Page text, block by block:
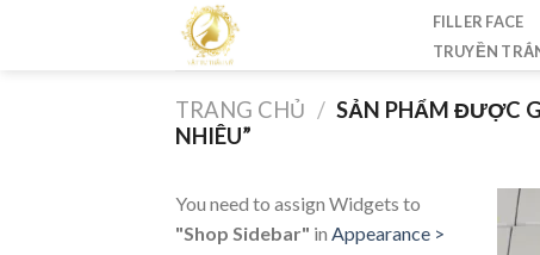
FILLER FACE
TRUYỀN
TRANG CHỦ / SẢN PHẨM ĐƯỢC
NHIÊU”
You need to assign Widgets to
"Shop Sidebar" in Appearance >